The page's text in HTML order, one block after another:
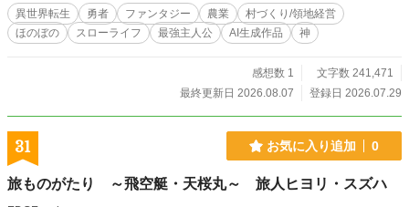
に!? ポチの抜け殻は、魔王が喉から手が出るほど欲しがる究
極の美容成分に!? 世界を滅ぼすほどの力を持つポチと、その
魔素を浴びて育った規格外の農作物を求め、理知的で美人の
に押しかけてくる！ 「世界の管理者」すら手が出せない最強
の農場主、カイト。 これは、世界の運命と、美味しい野菜
画・設定・世界観・登場人物・ストーリーは作者が考案し、
本文の文章生成にはAIを利用しています。掲載内容は作者が
異世界転生 勇者 ファンタジー 農業
村づくり/領地経営
ほのぼの
スローライフ 最強主人公 AI生成作品 神
感想数 1
文字数 241,471
最終更新日 2026.08.07
登録日 2026.07.29
31 お気に入り追加 0
旅ものがたり ～飛空艇・天桜丸～ 旅人ヒヨリ・スズハ